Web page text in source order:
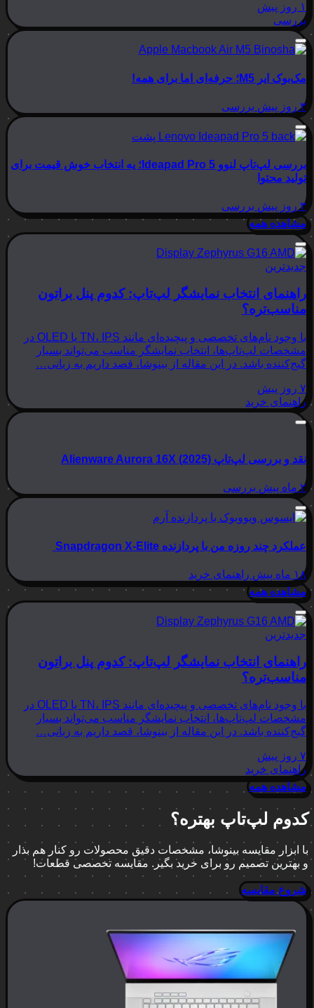
۱ روز پیش
بررسی
مک‌بوک ایر M5؛ حرفه‌ای اما برای همه!
۳ روز پیش بررسی
بررسی لپ‌تاپ لنوو Ideapad Pro 5؛ یه انتخاب خوش قیمت برای
تولید محتوا
۳ روز پیش
بررسی
مشاهده همه
جدیدترین
راهنمای انتخاب نمایشگر لپ‌تاپ: کدوم پنل براتون
مناسب‌تره؟
با وجود نام‌های تخصصی و پیچیده‌ای مانند TN، IPS یا OLED در
مشخصات لپ‌تاپ‌ها، انتخاب نمایشگر مناسب می‌تواند بسیار
گیج‌کننده باشد. در این مقاله از بینوشا، قصد داریم به زبانی…
۷ روز پیش
راهنمای خرید
نقد و بررسی لپ‌تاپ Alienware Aurora 16X (2025)
۲ ماه پیش بررسی
عملکرد چند روزه من با پردازنده Snapdragon X-Elite
۱۸ ماه پیش
راهنمای خرید
مشاهده همه
جدیدترین
راهنمای انتخاب نمایشگر لپ‌تاپ: کدوم پنل براتون
مناسب‌تره؟
با وجود نام‌های تخصصی و پیچیده‌ای مانند TN، IPS یا OLED در
مشخصات لپ‌تاپ‌ها، انتخاب نمایشگر مناسب می‌تواند بسیار
گیج‌کننده باشد. در این مقاله از بینوشا، قصد داریم به زبانی…
۷ روز پیش
راهنمای خرید
مشاهده همه
کدوم لپ‌تاپ بهتره؟
با ابزار مقایسه بینوشا، مشخصات دقیق محصولات رو کنار هم بذار
و بهترین تصمیم رو برای خرید بگیر. مقایسه تخصصی قطعات!
شروع مقایسه